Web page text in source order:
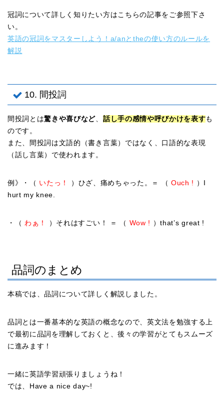
冠詞について詳しく知りたい方はこちらの記事をご参照下さ
い。
英語の冠詞をマスターしよう！a/anとtheの使い方のルールを
解説
10. 間投詞
間投詞とは驚きや喜びなど 話し手の感情や呼びかけを表すも
のです。
また、間投詞は文語的（書き言葉）ではなく、口語的な表現
（話し言葉）で使われます。
例》・（ いたっ！ ）ひざ、痛めちゃった。＝ （Ouch ! ）I
hurt my knee.
・（ わぁ！ ）それはすごい！ ＝ （ Wow ! ）that’s great !
品詞のまとめ
本稿では、品詞について詳しく解説しました。
品詞とは一番基本的な英語の概念なので、英文法を勉強する上
で最初に品詞を理解しておくと、後々の学習がとてもスムーズ
に進みます！
一緒に英語学習頑張りましょうね！
では、Have a nice day~!